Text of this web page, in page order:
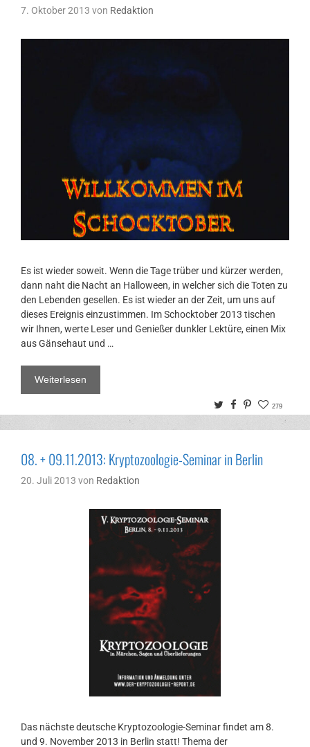
7. Oktober 2013 von Redaktion
Es ist wieder soweit. Wenn die Tage trüber und kürzer werden,
dann naht die Nacht an Halloween, in welcher sich die Toten zu
den Lebenden gesellen. Es ist wieder an der Zeit, um uns auf
dieses Ereignis einzustimmen. Im Schocktober 2013 tischen
wir Ihnen, werte Leser und Genießer dunkler Lektüre, einen Mix
aus Gänsehaut und …
Weiterlesen
TwitterFacebook
Pinterest
279
08. + 09.11.2013: Kryptozoologie-Seminar in Berlin
20. Juli 2013 von Redaktion
Das nächste deutsche Kryptozoologie-Seminar findet am 8.
und 9. November 2013 in Berlin statt! Thema der